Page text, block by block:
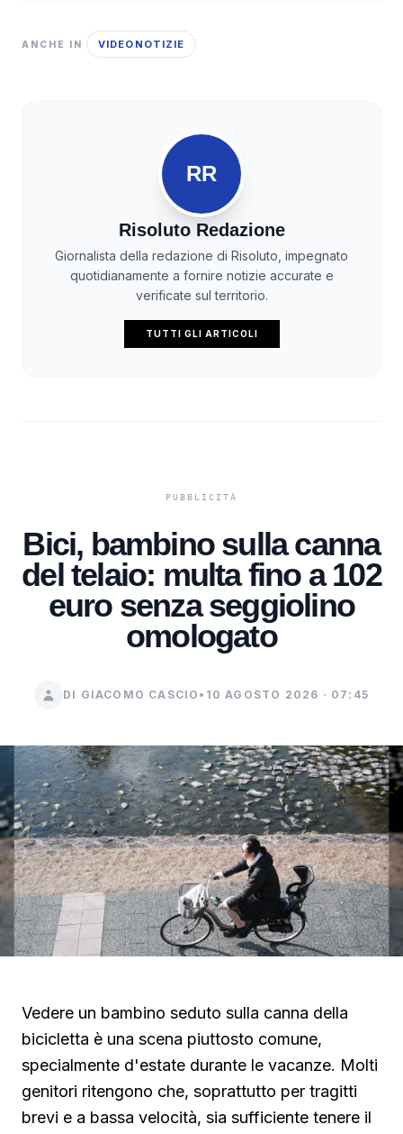
ANCHE IN VIDEONOTIZIE
RR
Risoluto Redazione
Giornalista della redazione di Risoluto, impegnato
quotidianamente a fornire notizie accurate e
verificate sul territorio.
TUTTI GLI ARTICOLI
Bici, bambino sulla canna
del telaio: multa fino a 102
euro senza seggiolino
omologato
DI GIACOMO CASCIO • 10 AGOSTO 2026 · 07:45
Vedere un bambino seduto sulla canna della
bicicletta è una scena piuttosto comune,
specialmente d'estate durante le vacanze. Molti
genitori ritengono che, soprattutto per tragitti
brevi e a bassa velocità, sia sufficiente tenere il